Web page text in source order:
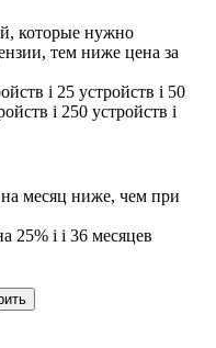
которые нужно
тем ниже цена за
i 25 устройств i 50
i 250 устройств i
месяц ниже, чем при
25% i i 36 месяцев